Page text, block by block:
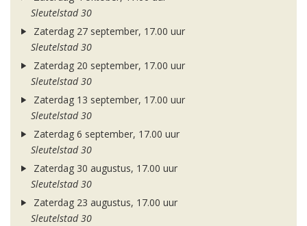
Sleutelstad 30
Zaterdag 27 september, 17.00 uur
Sleutelstad 30
Zaterdag 20 september, 17.00 uur
Sleutelstad 30
Zaterdag 13 september, 17.00 uur
Sleutelstad 30
Zaterdag 6 september, 17.00 uur
Sleutelstad 30
Zaterdag 30 augustus, 17.00 uur
Sleutelstad 30
Zaterdag 23 augustus, 17.00 uur
Sleutelstad 30